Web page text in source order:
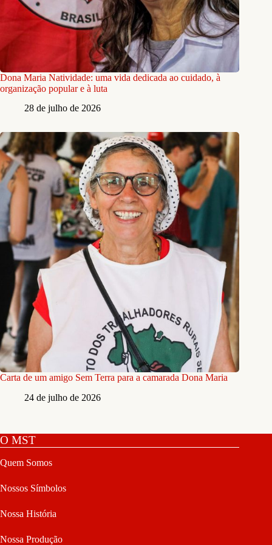
Dona Maria Natividade: uma vida dedicada ao cuidado, à
organização popular e à luta
28 de julho de 2026
Carta de um amigo Sem Terra para a camarada Dona Maria
24 de julho de 2026
O MST
Quem Somos
Nossos Símbolos
Nossa História
Nossa Produção